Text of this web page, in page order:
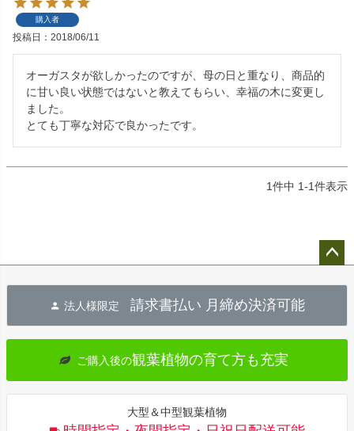
購入者
投稿日 2018/06/11
オーガスタが欲しかったのですが、母の日と重なり、商品的
に甘い良い状態ではないと教えてもらい、幸福の木に変更し
ました。
とても丁寧な対応で良かったです。
1件中 1-1件表示
へ
法人様限定 請求書払い 月締め決済可能
ご購入後の観葉植物の育て方も充実
大型＆中型観葉植物